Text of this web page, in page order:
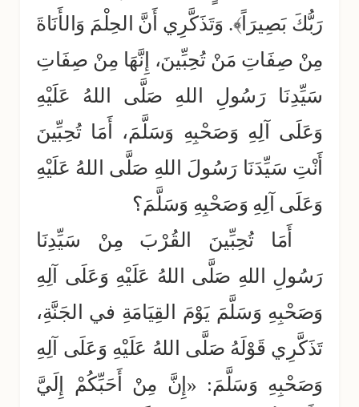
رَبُّكَ بَصِيرَاً﴾. وَتَذَكَّرِي أَنَّ الحِلْمَ وَالأَنَاةَ
مِنْ صِفَاتِ مَنْ تُحِبِّينَ، إِنَّهَا مِنْ صِفَاتِ
سَيِّدِنَا رَسُولِ اللهِ صَلَّى اللهُ عَلَيْهِ
وَعَلَى آلِهِ وَصَحْبِهِ وَسَلَّمَ، أَمَا تُحِبِّينَ
أَنْتِ سَيِّدَنَا رَسُولَ اللهِ صَلَّى اللهُ عَلَيْهِ
وَعَلَى آلِهِ وَصَحْبِهِ وَسَلَّمَ؟
أَمَا تُحِبِّينَ القُرْبَ مِنْ سَيِّدِنَا
رَسُولِ اللهِ صَلَّى اللهُ عَلَيْهِ وَعَلَى آلِهِ
وَصَحْبِهِ وَسَلَّمَ يَوْمَ القِيَامَةِ في الجَنَّةِ،
تَذَكَّرِي قَوْلَهُ صَلَّى اللهُ عَلَيْهِ وَعَلَى آلِهِ
وَصَحْبِهِ وَسَلَّمَ: «إِنَّ مِنْ أَحَبِّكُمْ إِلَيَّ